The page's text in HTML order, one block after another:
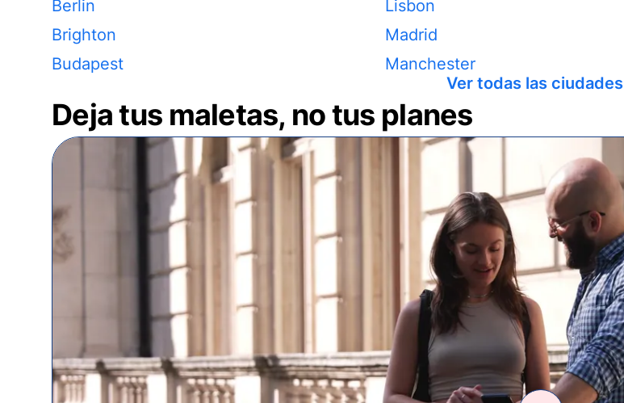
Berlin
Brighton
Budapest
Lisbon
Madrid
Manchester
Ver todas las ciudades
Deja tus maletas, no tus planes